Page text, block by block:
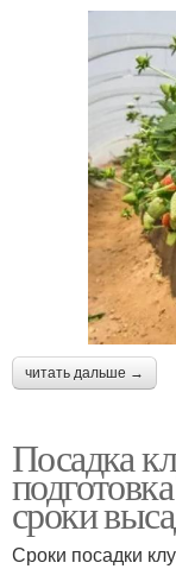
читать дальше →
Посадка
сроки
Сроки посадки